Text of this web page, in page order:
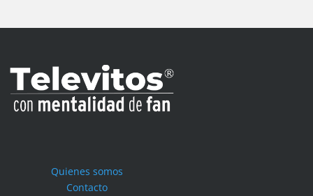
Quienes somos
Contacto